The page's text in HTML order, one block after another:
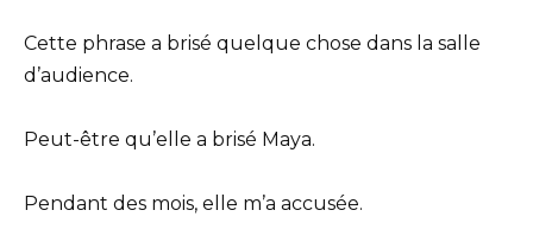
Cette phrase a brisé quelque chose dans la salle
d’audience.
Peut-être qu’elle a brisé Maya.
Pendant des mois, elle m’a accusée.